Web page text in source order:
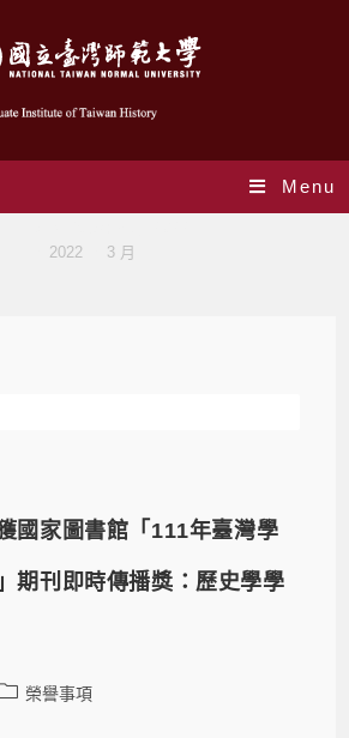
Menu
2022 3 月
國家圖書館「111年臺灣學
期刊即時傳播獎：歷史學學
榮譽事項